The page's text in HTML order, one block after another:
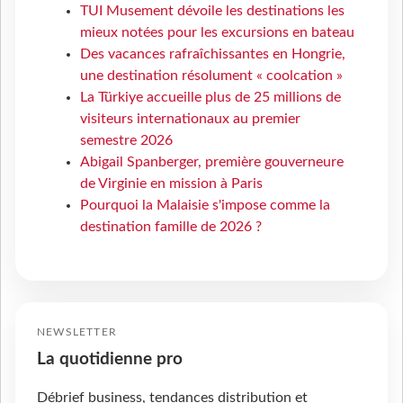
TUI Musement dévoile les destinations les
mieux notées pour les excursions en bateau
Des vacances rafraîchissantes en Hongrie,
une destination résolument « coolcation »
La Türkiye accueille plus de 25 millions de
visiteurs internationaux au premier
semestre 2026
Abigail Spanberger, première gouverneure
de Virginie en mission à Paris
Pourquoi la Malaisie s'impose comme la
destination famille de 2026 ?
NEWSLETTER
La quotidienne pro
Débrief business, tendances distribution et